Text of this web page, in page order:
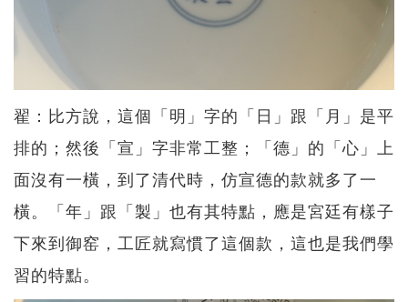
翟：比方說，這個「明」字的「日」跟「月」是平
排的；然後「宣」字非常工整；「德」的「心」上
面沒有一橫，到了清代時，仿宣德的款就多了一
橫。「年」跟「製」也有其特點，應是宮廷有樣子
下來到御窑，工匠就寫慣了這個款，這也是我們學
習的特點。